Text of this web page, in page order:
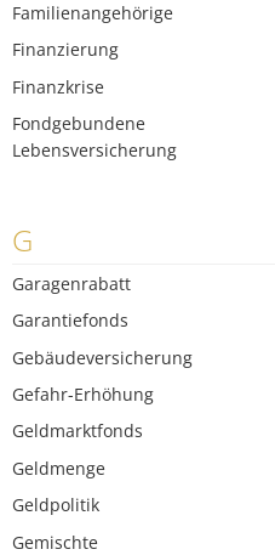
Familienangehörige
Finanzierung
Finanzkrise
Fondgebundene
Lebensversicherung
G
Garagenrabatt
Garantiefonds
Gebäudeversicherung
Gefahr-Erhöhung
Geldmarktfonds
Geldmenge
Geldpolitik
Gemischte